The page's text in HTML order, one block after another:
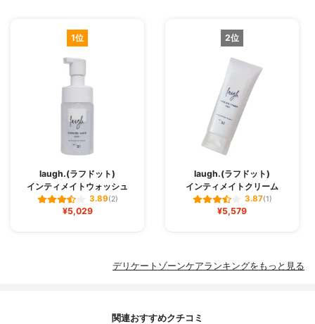
1位
laugh.(ラフドット)
インティメイトウォッシュ
3.89(2)
¥5,029
2位
laugh.(ラフドット)
インティメイトクリーム
3.87(1)
¥5,579
デリケートゾーンケアランキングをもっと見る
関連おすすめクチコミ